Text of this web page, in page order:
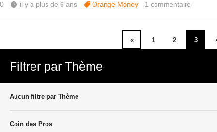
0 il y a plus de 6 ans Orange Money 1 commentaire
« 1 2 3
Filtrer par Thème
Aucun filtre par Thème
Coin des Pros